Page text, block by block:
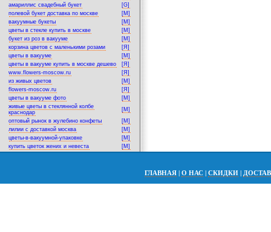
амариллис свадебный букет
[G]
полевой букет доставка по москве
[M]
вакуумные букеты
[M]
цветы в стекле купить в москве
[M]
букет из роз в вакууме
[M]
корзина цветов с маленькими розами
[Я]
цветы в вакууме
[M]
цветы в вакууме купить в москве дешево
[Я]
www.flowers-moscow.ru
[Я]
из живых цветов
[M]
flowers-moscow.ru
[Я]
цветы в вакууме фото
[M]
живые цветы в стеклянной колбе
краснодар
[M]
оптовый рынок в жулебино конфеты
[M]
лилии с доставкой москва
[M]
цветы-в-вакуумной-упаковке
[M]
купить цветок жених и невеста
[M]
ГЛАВНАЯ | О НАС | СКИДКИ |